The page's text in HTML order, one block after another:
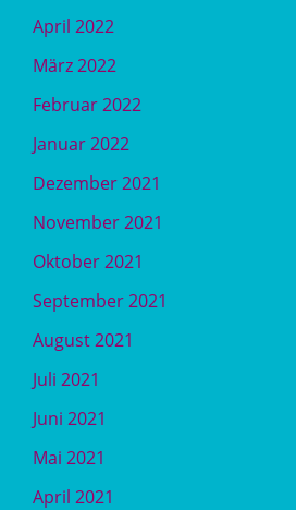
April 2022
März 2022
Februar 2022
Januar 2022
Dezember 2021
November 2021
Oktober 2021
September 2021
August 2021
Juli 2021
Juni 2021
Mai 2021
April 2021